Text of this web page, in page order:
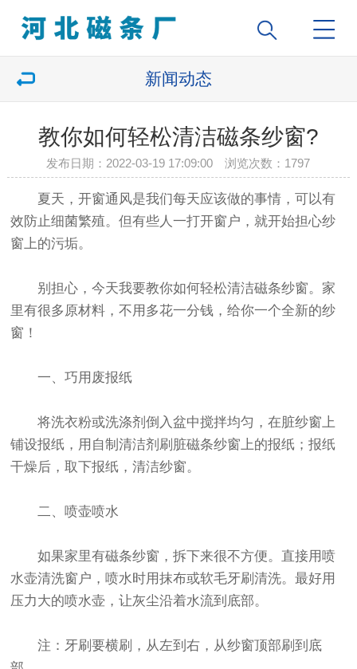
新闻动态
教你如何轻松清洁磁条纱窗?
发布日期：2022-03-19 17:09:00 浏览次数： 1797
夏天，开窗通风是我们每天应该做的事情，可以有
效防止细菌繁殖。但有些人一打开窗户，就开始担心纱
窗上的污垢。
别担心，今天我要教你如何轻松清洁磁条纱窗。家
里有很多原材料，不用多花一分钱，给你一个全新的纱
窗！
一、巧用废报纸
将洗衣粉或洗涤剂倒入盆中搅拌均匀，在脏纱窗上
铺设报纸，用自制清洁剂刷脏磁条纱窗上的报纸；报纸
干燥后，取下报纸，清洁纱窗。
二、喷壶喷水
如果家里有磁条纱窗，拆下来很不方便。直接用喷
水壶清洗窗户，喷水时用抹布或软毛牙刷清洗。最好用
压力大的喷水壶，让灰尘沿着水流到底部。
注：牙刷要横刷，从左到右，从纱窗顶部刷到底